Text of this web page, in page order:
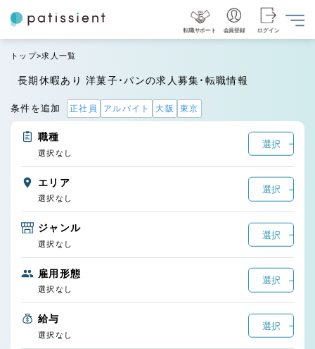
転職サポート 会員登録 ログイン
トップ 求人一覧
長期休暇あり 洋菓子・パンの求人募集・転職情報
条件を追加 正社員 アルバイト 大阪 東京
職種
選択
選択なし
エリア
選択
選択なし
ジャンル
選択
選択なし
雇用形態
選択
選択なし
給与
選択
選択なし